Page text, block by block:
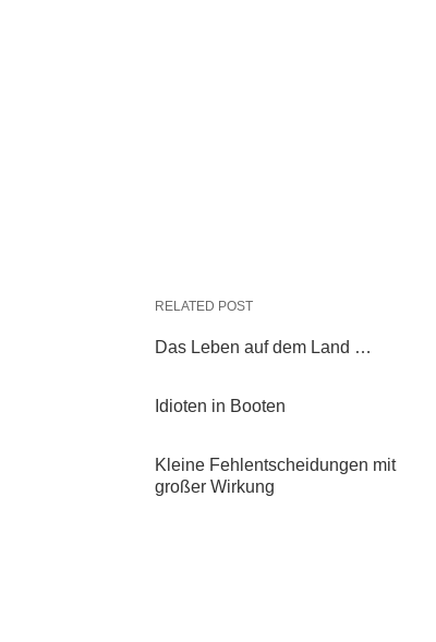
RELATED POST
Das Leben auf dem Land …
Idioten in Booten
Kleine Fehlentscheidungen mit
großer Wirkung